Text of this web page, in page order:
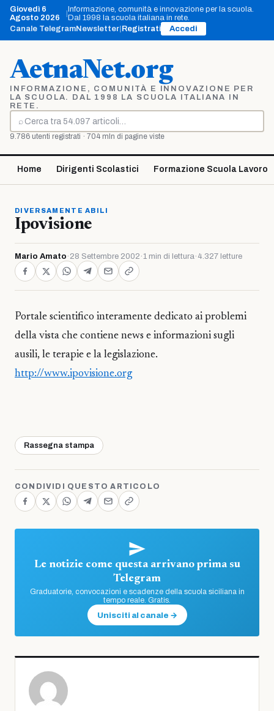
Vai
contenuto
Giovedì 6
Agosto 2026
Informazione, comunità e innovazione per la scuola.
Dal 1998 la scuola italiana in rete.
Canale TelegramNewsletter Registrati Accedi
AetnaNet.org
INFORMAZIONE, COMUNITÀ E INNOVAZIONE PER
LA SCUOLA. DAL 1998 LA SCUOLA ITALIANA IN
RETE.
⌕
Cerca
9.786 utenti registrati · 704 mln di pagine viste
Home Dirigenti Scolastici Formazione Scuola Lavoro
DIVERSAMENTE ABILI
Ipovisione
Mario Amato · 28 Settembre 2002 ·1 min di lettura· 4.327 letture
Portale scientifico interamente dedicato ai problemi
della vista che contiene news e informazioni sugli
ausili, le terapie e la legislazione.
http://www.ipovisione.org
Rassegna stampa
CONDIVIDI QUESTO ARTICOLO
Le notizie come questa arrivano prima su
Telegram
Graduatorie, convocazioni e scadenze della scuola siciliana in
tempo reale. Gratis.
Unisciti al canale →